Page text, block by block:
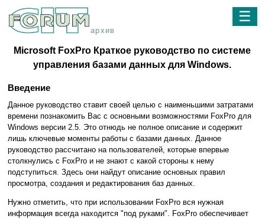
архив
☰
Microsoft FoxPro Краткое руководство по системе
управления базами данных для Windows.
Введение
Данное руководство ставит своей целью с наименьшими затратами
времени познакомить Вас с основными возможностями FoxPro для
Windows версии 2.5. Это отнюдь не полное описание и содержит
лишь ключевые моменты работы с базами данных. Данное
руководство рассчитано на пользователей, которые впервые
столкнулись с FoxPro и не знают с какой стороны к нему
подступиться. Здесь они найдут описание основных правил
просмотра, создания и редактирования баз данных.
Нужно отметить, что при использовании FoxPro вся нужная
информация всегда находится "под руками". FoxPro обеспечивает